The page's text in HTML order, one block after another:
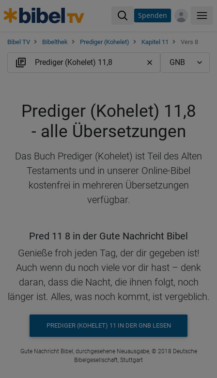
Spenden
Bibel TV Bibelthek Prediger (Kohelet) Kapitel 11 Vers 8
Prediger (Kohelet) 11,8
- alle Übersetzungen
Das Buch Prediger (Kohelet) ist Teil des Alten
Testaments und in unserer Online-Bibel
kostenfrei in mehreren Übersetzungen
verfügbar.
Pred 11 8 in der Gute Nachricht Bibel
Genieße froh jeden Tag, der dir gegeben ist!
Auch wenn du noch viele vor dir hast – denk
daran, dass die Nacht, die ihnen folgt, noch
länger ist. Alles, was noch kommt, ist vergeblich.
PREDIGER (KOHELET) 11 IN DER GNB LESEN
Gute Nachricht Bibel, durchgesehene Neuausgabe, © 2018 Deutsche
Bibelgesellschaft, Stuttgart